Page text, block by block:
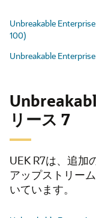
Unbreakable
100)
Unbreakable
リース 7
UEK R7は、追加
アップストリー
いています。